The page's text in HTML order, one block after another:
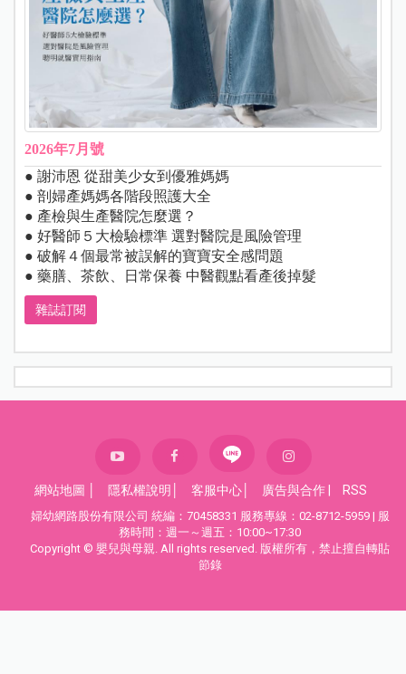
2026年7月號
● 謝沛恩 從甜美少女到優雅媽媽
● 剖婦產媽媽各階段照護大全
● 產檢與生產醫院怎麼選？
● 好醫師５大檢驗標準 選對醫院是風險管理
● 破解４個最常被誤解的寶寶安全感問題
● 藥膳、茶飲、日常保養 中醫觀點看產後掉髮
雜誌訂閱
網站地圖 隱私權說明 客服中心 廣告與合作 RSS
婦幼網路股份有限公司 統編：70458331 服務專線：02-8712-5959 | 服
務時間：週一～週五：10:00~17:30
Copyright © 嬰兒與母親. All rights reserved. 版權所有，禁止擅自轉貼
節錄